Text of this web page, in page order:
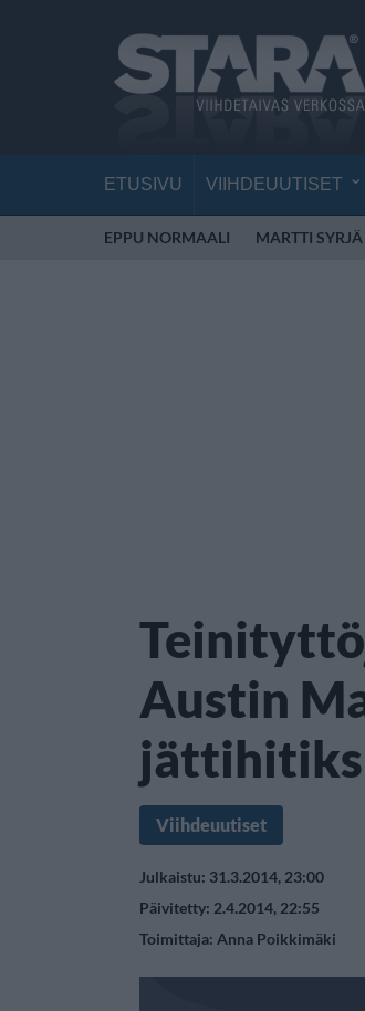
ETUSIVU VIIHDEUUTISET
EPPU NORMAALI MARTTI SYRJÄ
Austin
Viihdeuutiset
Julkaistu: 31.3.2014, 23:00
Päivitetty: 2.4.2014, 22:55
Toimittaja: Anna Poikkimäki